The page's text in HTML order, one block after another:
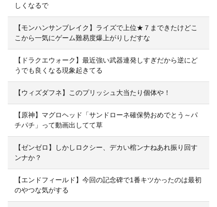
しくなるで
【モンハンサンブレイク】ライズで上位★７まできたけどこ
こから一気にゲーム難易度爆上がりしだすな
【ドラクエウォーク】最近強い武器連発しすぎだから逆にど
うでも良くなる現象起きてる
【ウィズダフネ】このプリッシュ大当たり個体や！
【原神】マグロヘッド「サンドローネ確保勢おめでとう～パ
チパチ」って動画出してて草
【ゼンゼロ】しかしロクシー、デカい棺ンナねあれ振り回す
ンナか？
【エンドフィールド】今回の記念碑で1番キツかったのは最初
のやつな気がする